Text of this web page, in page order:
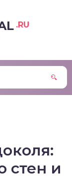
.RU
стен и